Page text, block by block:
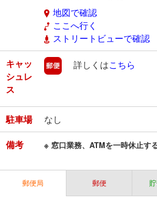
地図で確認
ここへ行く
ストリートビューで確認
キャッ
シュレ
ス
郵便
詳しくはこちら
駐車場 なし
備考 ※ 窓口業務、ATMを一時休止す
郵便局 郵便